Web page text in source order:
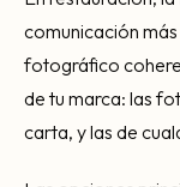
comunicación
fotográfico
de tu marca: las
carta, y las de